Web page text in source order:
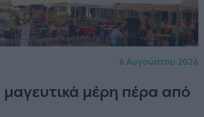
6 Αυγούστου 2026
μαγευτικά μέρη πέρα από